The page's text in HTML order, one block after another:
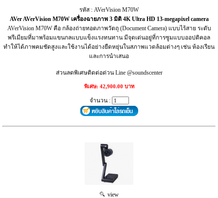
รหัส : AVerVision M70W
AVer AVerVision M70W เครื่องฉายภาพ 3 มิติ 4K Ultra HD 13-megapixel camera
AVerVision M70W คือ กล้องถ่ายทอดภาพวัตถุ (Document Camera) แบบไร้สาย ระดับ
พรีเมียมที่มาพร้อมแขนกลแบบแข็งแรงทนทาน มีจุดเด่นอยู่ที่การซูมแบบออปติคอล
ทำให้ได้ภาพคมชัดสูงและใช้งานได้อย่างยืดหยุ่นในสภาพแวดล้อมต่างๆ เช่น ห้องเรียน
และการนำเสนอ
ส่วนลดพิเศษติดต่อด่วน Line @soundscenter
พิเศษ: 42,900.00 บาท
จำนวน :
view